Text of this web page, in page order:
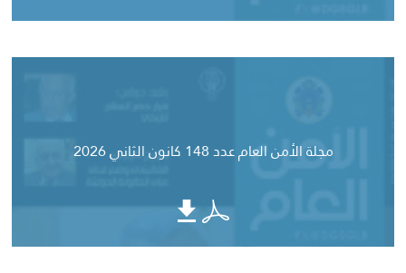
مجلة الأمن العام عدد 148 كانون الثاني 2026